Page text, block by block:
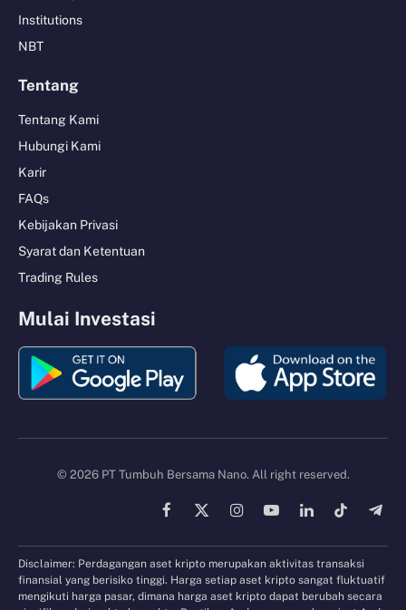
Institutions
NBT
Tentang
Tentang Kami
Hubungi Kami
Karir
FAQs
Kebijakan Privasi
Syarat dan Ketentuan
Trading Rules
Mulai Investasi
© 2026 PT Tumbuh Bersama Nano. All right reserved.
Facebook
X
InstagramYouTubeLinkedInTikTok
Disclaimer: Perdagangan aset kripto merupakan aktivitas transaksi
finansial yang berisiko tinggi. Harga setiap aset kripto sangat fluktuatif
mengikuti harga pasar, dimana harga aset kripto dapat berubah secara